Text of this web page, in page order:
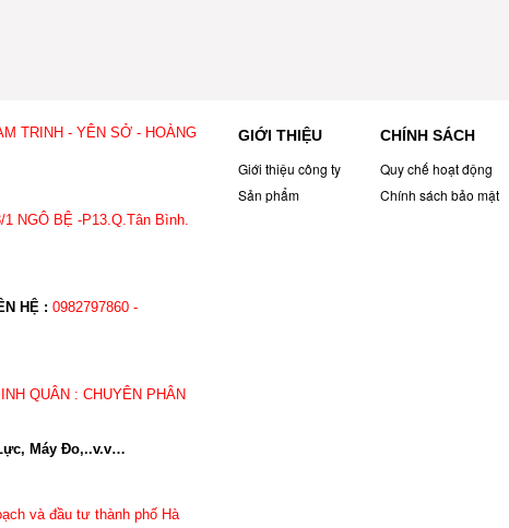
TRINH - YÊN SỞ - HOÀNG
1 NGÔ BỆ -P13.Q.Tân Bình.
HỆ : 0982797860 -
QUÂN : CHUYÊN PHÂN
Máy Đo,..v.v…
và đầu tư thành phố Hà
GIỚI THIỆU
Giới thiệu công ty
Sản phẩm
CHÍNH SÁCH
Quy chế hoạt động
Chính sách bảo mật